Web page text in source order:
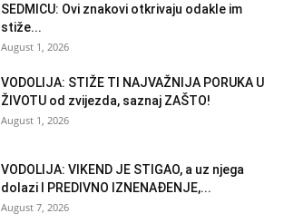
SEDMICU: Ovi znakovi otkrivaju odakle im
stiže...
August 1, 2026
VODOLIJA: STIŽE TI NAJVAŽNIJA PORUKA U
ŽIVOTU od zvijezda, saznaj ZAŠTO!
August 1, 2026
VODOLIJA: VIKEND JE STIGAO, a uz njega
dolazi I PREDIVNO IZNENAĐENJE,...
August 7, 2026